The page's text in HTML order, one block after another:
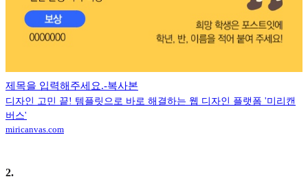
제목을 입력해주세요.-복사본
디자인 고민 끝! 템플릿으로 바로 해결하는 웹 디자인 플랫폼 '미리캔
버스'
miricanvas.com
2.